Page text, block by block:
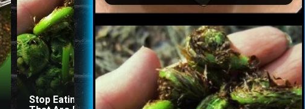
Stop Eating These 3 Foods
The Stool Will Fly Out